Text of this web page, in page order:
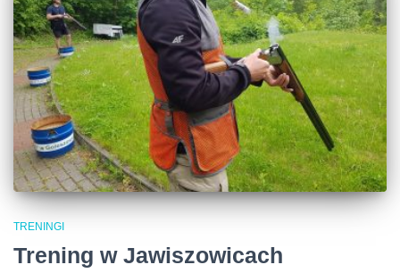
TRENINGI
Trening w Jawiszowicach